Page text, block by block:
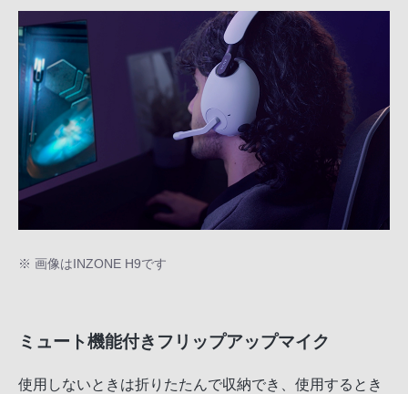
※ 画像はINZONE H9です
ミュート機能付きフリップアップマイク
使用しないときは折りたたんで収納でき、使用するとき